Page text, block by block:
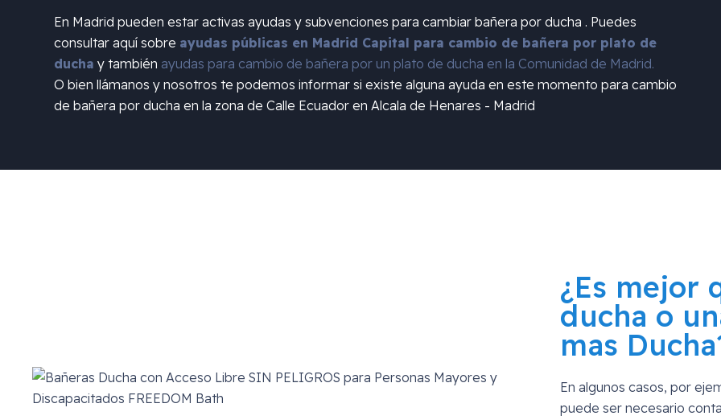
En Madrid pueden estar activas ayudas y subvenciones para cambiar bañera por ducha . Puedes
consultar aquí sobre ayudas públicas en Madrid Capital para cambio de bañera por plato de
ducha y también ayudas para cambio de bañera por un plato de ducha en la Comunidad de Madrid.
O bien llámanos y nosotros te podemos informar si existe alguna ayuda en este momento para cambio
de bañera por ducha en la zona deCalle Ecuador en Alcala de Henares - Madrid
¿Es mejor
ducha o
mas
En algunos casos, por
puede ser necesario